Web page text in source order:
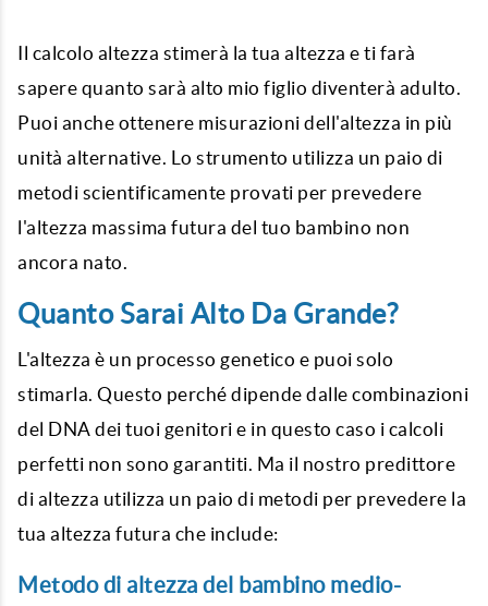
Il calcolo altezza stimerà la tua altezza e ti farà
sapere quanto sarà alto mio figlio diventerà adulto.
Puoi anche ottenere misurazioni dell'altezza in più
unità alternative. Lo strumento utilizza un paio di
metodi scientificamente provati per prevedere
l'altezza massima futura del tuo bambino non
ancora nato.
Quanto Sarai Alto Da Grande?
L'altezza è un processo genetico e puoi solo
stimarla. Questo perché dipende dalle combinazioni
del DNA dei tuoi genitori e in questo caso i calcoli
perfetti non sono garantiti. Ma il nostro predittore
di altezza utilizza un paio di metodi per prevedere la
tua altezza futura che include:
Metodo di altezza del bambino medio-